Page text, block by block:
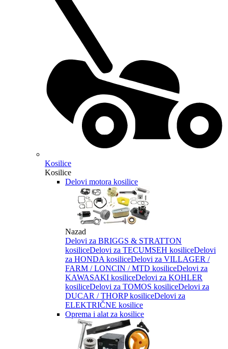
Kosilice
Kosilice
Delovi motora kosilice
Nazad
Delovi za BRIGGS & STRATTON
kosiliceDelovi za TECUMSEH kosiliceDelovi
za HONDA kosiliceDelovi za VILLAGER /
FARM / LONCIN / MTD kosiliceDelovi za
KAWASAKI kosiliceDelovi za KOHLER
kosiliceDelovi za TOMOS kosiliceDelovi za
DUCAR / THORP kosiliceDelovi za
ELEKTRIČNE kosilice
Oprema i alat za kosilice